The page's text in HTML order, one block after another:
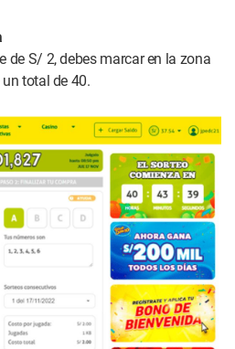
de S/ 2, debes marcar en la zona
total de 40.